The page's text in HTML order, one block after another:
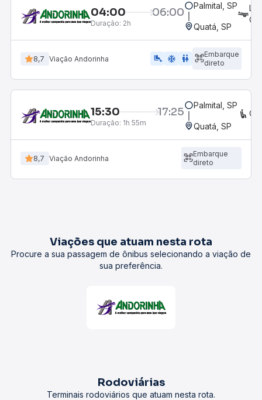
04:00 06:00
Duração: 2h
Palmital, SP
Quatá, SP
8,7 Viação Andorinha airline_seat_legroom_extra ac_unit wc
Embarque
direto
15:30 17:25
Duração: 1h 55m
Palmital, SP
Quatá, SP
8,7 Viação Andorinha
Embarque
direto
Viações que atuam nesta rota
Procure a sua passagem de ônibus selecionando a viação de
sua preferência.
Rodoviárias
Terminais rodoviários que atuam nesta rota.